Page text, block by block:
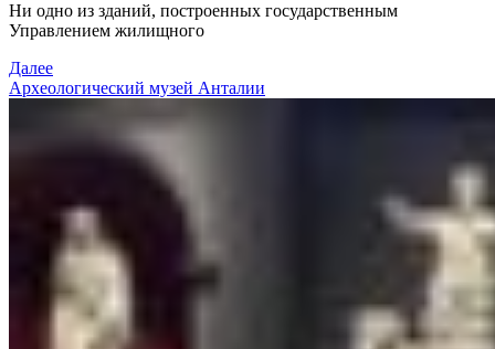
Ни одно из зданий, построенных государственным
Управлением жилищного
Далее
Археологический музей Анталии